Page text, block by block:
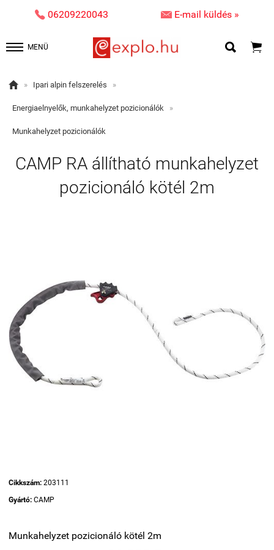
 06209220043  E-mail küldés »
MENÜ  
 » Ipari alpin felszerelés »
Energiaelnyelők, munkahelyzet pozicionálók »
Munkahelyzet pozicionálók
CAMP RA állítható munkahelyzet
pozicionáló kötél 2m
Cikkszám: 203111
Gyártó: CAMP
Munkahelyzet pozicionáló kötél 2m